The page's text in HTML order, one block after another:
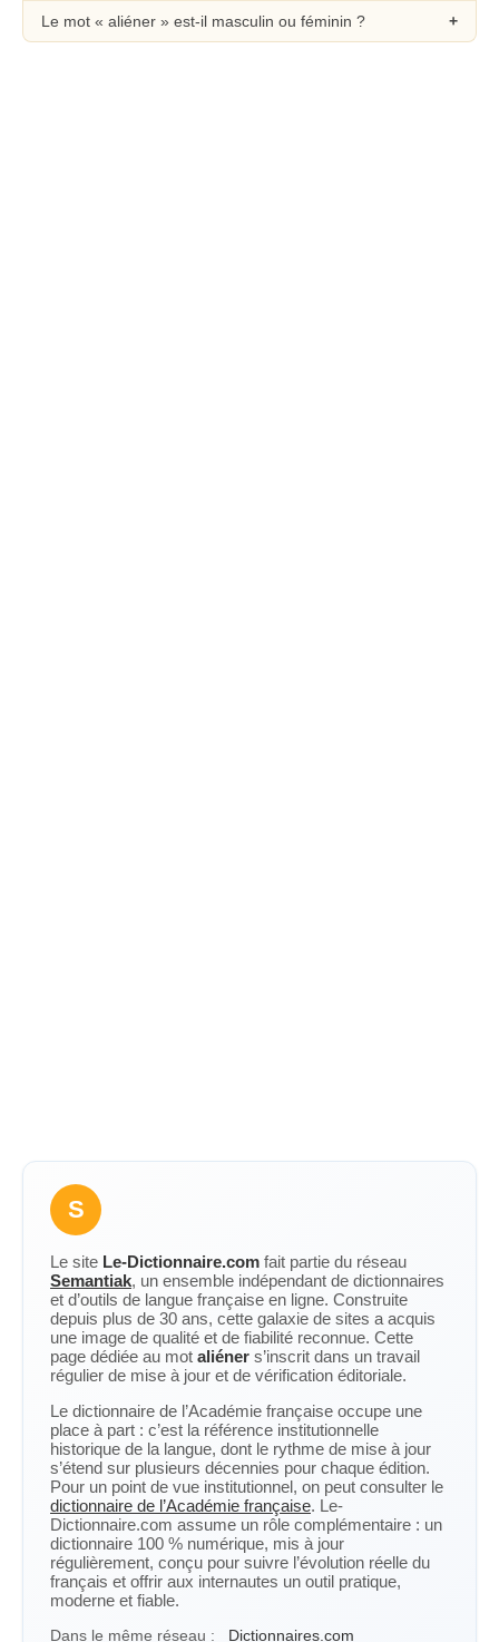
Le mot « aliéner » est-il masculin ou féminin ?
S
Le site Le-Dictionnaire.com fait partie du réseau
Semantiak, un ensemble indépendant de dictionnaires
et d’outils de langue française en ligne. Construite
depuis plus de 30 ans, cette galaxie de sites a acquis
une image de qualité et de fiabilité reconnue. Cette
page dédiée au mot aliéner s’inscrit dans un travail
régulier de mise à jour et de vérification éditoriale.
Le dictionnaire de l’Académie française occupe une
place à part : c’est la référence institutionnelle
historique de la langue, dont le rythme de mise à jour
s’étend sur plusieurs décennies pour chaque édition.
Pour un point de vue institutionnel, on peut consulter le
dictionnaire de l’Académie française. Le-
Dictionnaire.com assume un rôle complémentaire : un
dictionnaire 100 % numérique, mis à jour
régulièrement, conçu pour suivre l’évolution réelle du
français et offrir aux internautes un outil pratique,
moderne et fiable.
Dans le même réseau : Dictionnaires.com